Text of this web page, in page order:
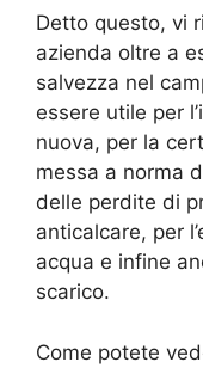
Detto questo, vi
azienda oltre a
salvezza nel
essere utile per
nuova, per la
messa a norma
delle perdite di
anticalcare, per
acqua e infine
scarico.
Come potete